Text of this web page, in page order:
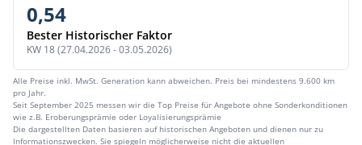
0,54
Bester Historischer Faktor
KW 18 (27.04.2026 - 03.05.2026)
Alle Preise inkl. MwSt. Generation kann abweichen. Preis bei mindestens 9.600 km
pro Jahr.
Seit September 2025 messen wir die Top Preise für Angebote ohne Sonderkonditionen
wie z.B. Eroberungsprämie oder Loyalisierungsprämie
Die dargestellten Daten basieren auf historischen Angeboten und dienen nur zu
Informationszwecken. Sie spiegeln möglicherweise nicht die aktuellen